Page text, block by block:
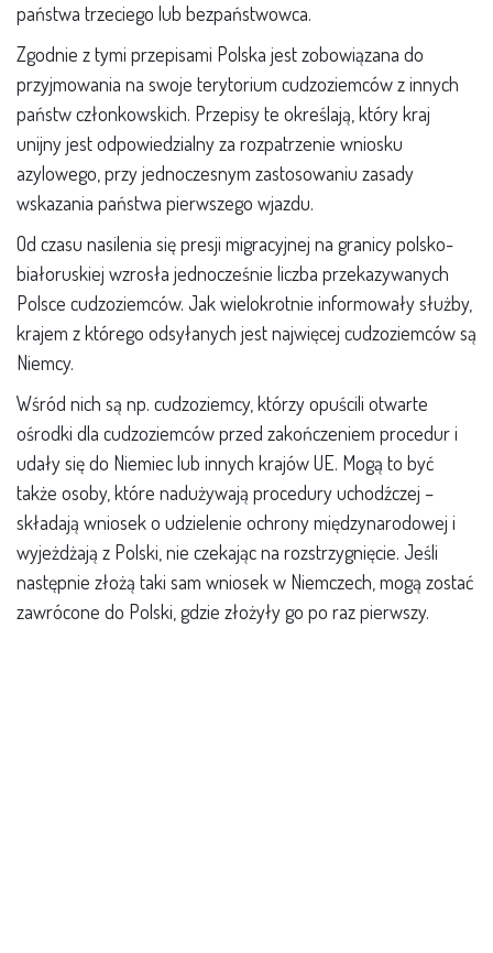
państwa trzeciego lub bezpaństwowca.
Zgodnie z tymi przepisami Polska jest zobowiązana do
przyjmowania na swoje terytorium cudzoziemców z innych
państw członkowskich. Przepisy te określają, który kraj
unijny jest odpowiedzialny za rozpatrzenie wniosku
azylowego, przy jednoczesnym zastosowaniu zasady
wskazania państwa pierwszego wjazdu.
Od czasu nasilenia się presji migracyjnej na granicy polsko-
białoruskiej wzrosła jednocześnie liczba przekazywanych
Polsce cudzoziemców. Jak wielokrotnie informowały służby,
krajem z którego odsyłanych jest najwięcej cudzoziemców są
Niemcy.
Wśród nich są np. cudzoziemcy, którzy opuścili otwarte
ośrodki dla cudzoziemców przed zakończeniem procedur i
udały się do Niemiec lub innych krajów UE. Mogą to być
także osoby, które nadużywają procedury uchodźczej –
składają wniosek o udzielenie ochrony międzynarodowej i
wyjeżdżają z Polski, nie czekając na rozstrzygnięcie. Jeśli
następnie złożą taki sam wniosek w Niemczech, mogą zostać
zawrócone do Polski, gdzie złożyły go po raz pierwszy.